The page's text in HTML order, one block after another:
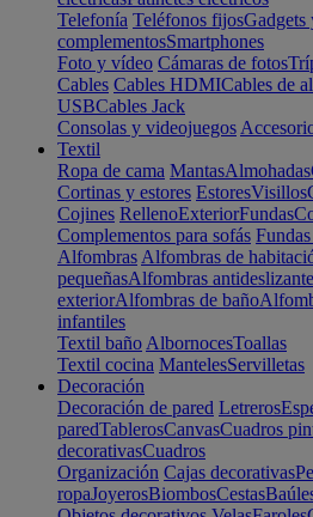
Telefonía Teléfonos fijosGadgets
complementosSmartphones
Foto y vídeo Cámaras de fotos
Cables Cables HDMICables de
USBCables Jack
Consolas y videojuegos
Textil
Ropa de cama MantasAlmohadas
Cortinas y estores EstoresVisillos
Cojines RellenoExteriorFundas
Complementos para sofás
Alfombras Alfombras de
pequeñasAlfombras
exteriorAlfombras de baño
infantiles
Textil baño AlbornocesToallas
Textil cocina MantelesServilletas
Decoración
Decoración de pared Letreros
paredTablerosCanvasCuadros
decorativasCuadros
Organización Cajas decorativas
ropaJoyerosBiombosCestas